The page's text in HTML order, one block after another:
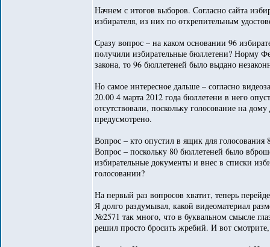
Начнем с итогов выборов. Согласно сайта
избирателя, из них по открепительным
Сразу вопрос – на каком основании 96
получили избирательные бюллетени? Норму
закона, то 96 бюллетеней было выдано
Но самое интересное дальше – согласно
20.00 4 марта 2012 года бюллетени в него
отсутствовали, поскольку голосование на
предусмотрено.
Вопрос – кто опустил в ящик для голосования
Вопрос – поскольку 80 бюллетеней было
избирательные документы и внес в списки
голосовании?
На первый раз вопросов хватит, теперь
Я долго раздумывал, какой видеоматериал
№2571 так много, что в буквальном смысле
решил просто бросить жребий. И вот